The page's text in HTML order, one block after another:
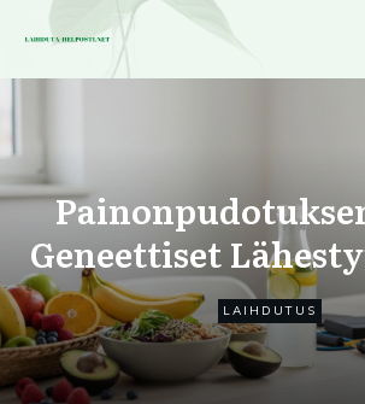
Geneettiset
LAIHDUTUS